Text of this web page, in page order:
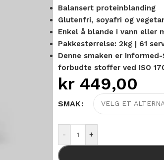
Balansert proteinblanding
Glutenfri, soyafri og
Enkel å blande i vann eller
Pakkestørrelse: 2kg | 61
Denne smaken er
forbudte stoffer ved ISO
kr 449,00
SMAK
- +